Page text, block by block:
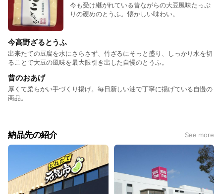
今も受け継がれている昔ながらの大豆風味たっぷ
りの硬めのとうふ。懐かしい味わい。
今高野ざるとうふ
出来たての豆腐を水にさらさず、竹ざるにそっと盛り、しっかり水を切
ることで大豆の風味を最大限引き出した自慢のとうふ。
昔のおあげ
厚くて柔らかい手づくり揚げ。毎日新しい油で丁寧に揚げている自慢の
商品。
納品先の紹介 See more